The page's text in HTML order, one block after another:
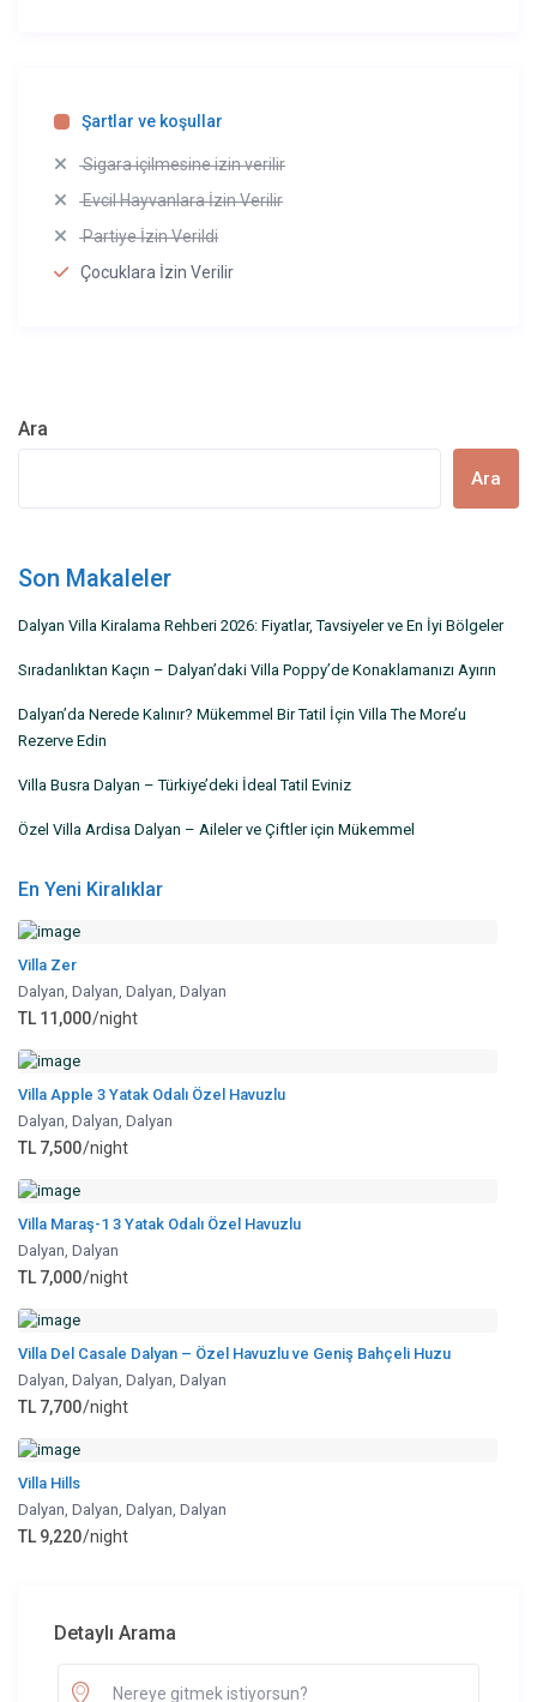
Şartlar ve koşullar
Sigara içilmesine izin verilir
Evcil Hayvanlara İzin Verilir
Partiye İzin Verildi
Çocuklara İzin Verilir
Ara
Ara
Son Makaleler
Dalyan Villa Kiralama Rehberi 2026: Fiyatlar, Tavsiyeler ve En İyi Bölgeler
Sıradanlıktan Kaçın – Dalyan’daki Villa Poppy’de Konaklamanızı Ayırın
Dalyan’da Nerede Kalınır? Mükemmel Bir Tatil İçin Villa The More’u
Rezerve Edin
Villa Busra Dalyan – Türkiye’deki İdeal Tatil Eviniz
Özel Villa Ardisa Dalyan – Aileler ve Çiftler için Mükemmel
En Yeni Kiralıklar
Villa Zer
Dalyan,Dalyan, Dalyan,Dalyan
TL 11,000/night
Villa Apple 3 Yatak Odalı Özel Havuzlu
Dalyan, Dalyan,Dalyan
TL 7,500/night
Villa Maraş-1 3 Yatak Odalı Özel Havuzlu
Dalyan,Dalyan
TL 7,000/night
Villa Del Casale Dalyan – Özel Havuzlu ve Geniş Bahçeli Huzu
Dalyan,Dalyan, Dalyan,Dalyan
TL 7,700/night
Villa Hills
Dalyan,Dalyan, Dalyan,Dalyan
TL 9,220/night
Detaylı Arama